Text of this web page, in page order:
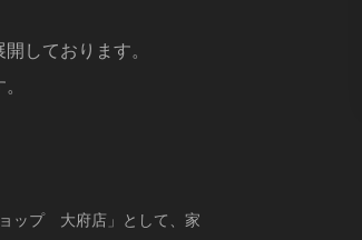
しております。
ョップ 大府店」として、家